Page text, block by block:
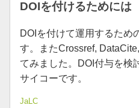
DOIを付けるためには
DOIを付けて運用するため
す。またCrossref,
てみました。DOI付与を検
サイコーです。
JaLC